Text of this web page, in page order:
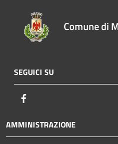
Comune di
SEGUICI SU
AMMINISTRAZIONE